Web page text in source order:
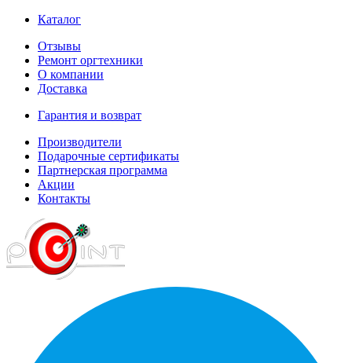
Каталог
Отзывы
Ремонт оргтехники
О компании
Доставка
Гарантия и возврат
Производители
Подарочные сертификаты
Партнерская программа
Акции
Контакты